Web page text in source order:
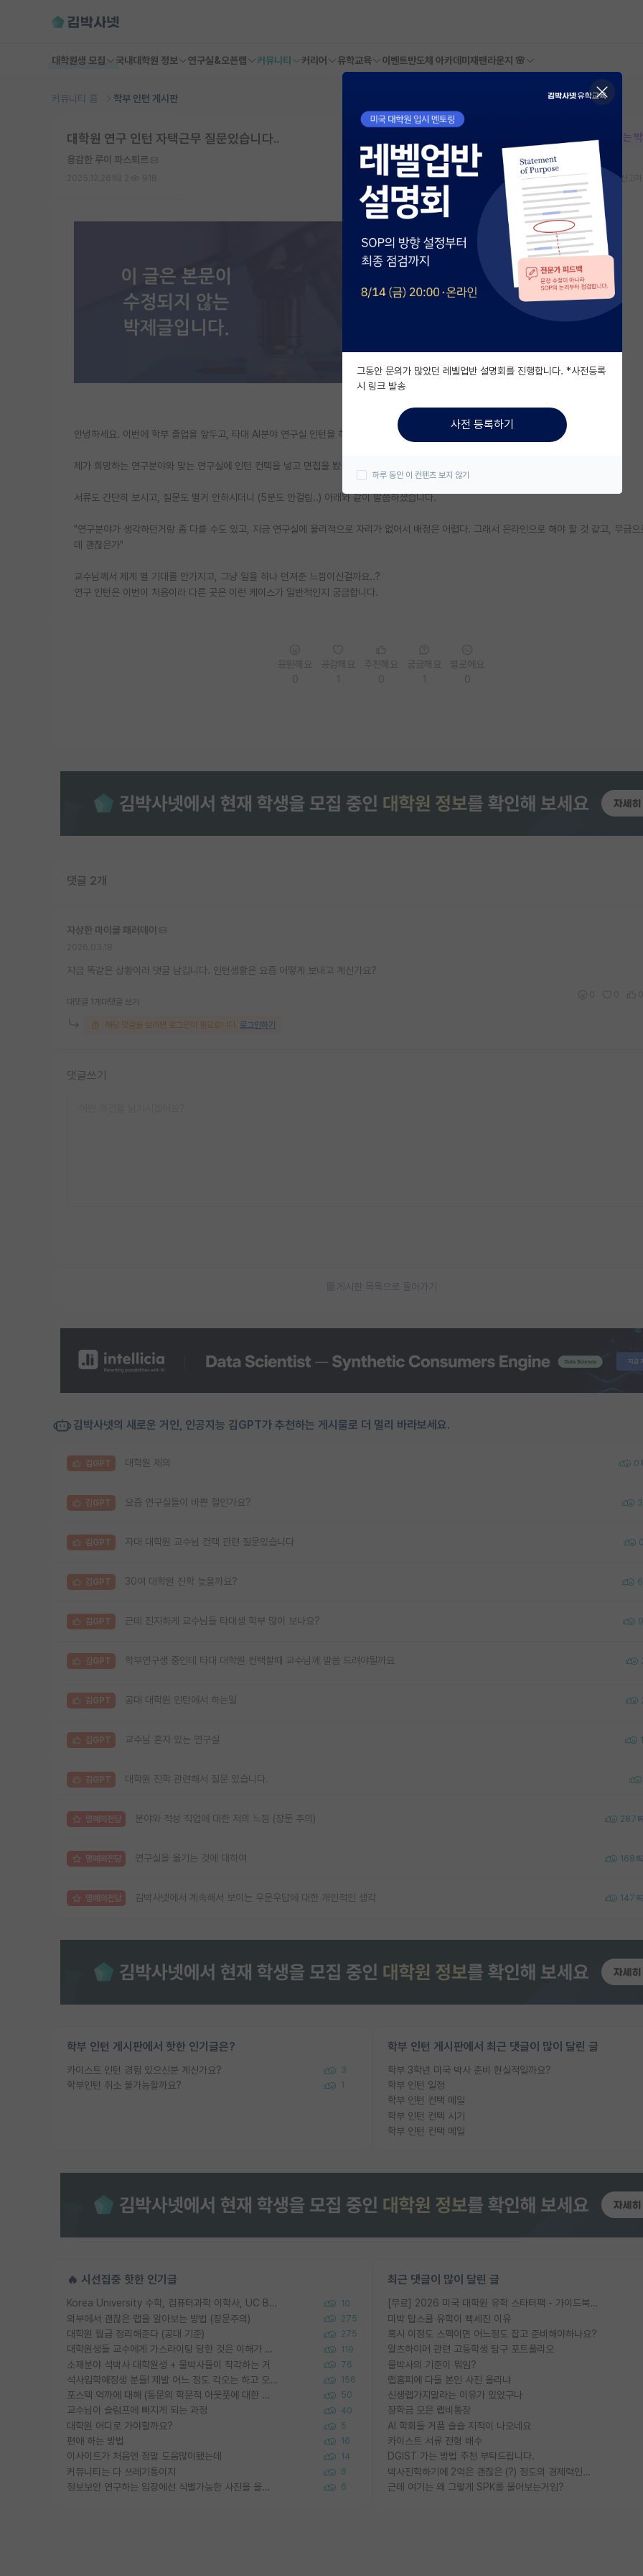
대학원생 모집 국내대학원 정보 연구실&오픈랩 커뮤니티 커리어 유학교육 이벤트반도체 아카데미 재팬라운지 🌸
커뮤니티 홈 학부 인턴 게시판
본문이 수정되지 않는
대학원 연구 인턴 자택근무 질문있습니다..
용감한 루이 파스퇴르
스크랩 신고하
안녕하세요. 이번에 학부 졸업을 앞두고, 타대 AI분야 연구실 인턴을 하게 되어 글을 쓰게 되었습니다.
제가 희망하는 연구분야와 맞는 연구실에 인턴 컨택을 넣고 면접을 봤습니다.
서류도 간단히 보시고, 질문도 별거 안하시더니 (5분도 안걸림..) 아래와 같이 말씀하셨습니다.
"연구분야가 생각하던거랑 좀 다를 수도 있고, 지금 연구실에 물리적으로 자리가 없어서 배정은 어렵다. 그래서 온라인으로 해야 할 것 같고, 무급으
데 괜찮은가"
교수님께서 제게 별 기대를 안가지고, 그냥 일을 하나 던져준 느낌이신걸까요..?
연구 인턴은 이번이 처음이라 다른 곳은 이런 케이스가 일반적인지 궁금합니다.
댓글 2개
자상한 마이클 패러데이
지금 똑같은 상황이라 댓글 남깁니다. 인턴생활은 요즘 어떻게 보내고 계신가요?
대댓글 1개 대댓글 쓰기
해당 댓글을 보려면 로그인이 필요합니다. 로그인하기
댓글쓰기
게시판 목록으로 돌아가기
김박사넷의 새로운 거인, 인공지능 김GPT가 추천하는 게시물로 더 멀리 바라보세요.
김GPT 대학원 제의 0
김GPT 요즘 연구실들이 바쁜 철인가요? 3
김GPT 자대 대학원 교수님 컨택 관련 질문있습니다 0
김GPT 30여 대학원 진학 늦을까요? 6
김GPT 근데 진지하게 교수님들 타대생 학부 많이 보나요? 9
김GPT 학부연구생 중인데 타대 대학원 컨택할때 교수님께 말씀 드려야될까요
김GPT 공대 대학원 인턴에서 하는일
김GPT 교수님 혼자 있는 연구실 1
김GPT 대학원 진학 관련해서 질문 있습니다.
명예의전당 분야와 적성 직업에 대한 저의 느낌 (장문 주의) 287
명예의전당 연구실을 옮기는 것에 대하여 168
명예의전당 김박사넷에서 계속해서 보이는 우문우답에 대한 개인적인 생각 147
학부 인턴 게시판에서 핫한 인기글은?
카이스트 인턴 경험 있으신분 계신가요? 3
학부인턴 취소 불가능할까요? 1
학부 인턴 게시판에서 최근 댓글이 많이 달린 글
학부 3학년 미국 박사 준비 현실적일까요?
학부 인턴 일정
학부 인턴 컨택 메일
학부 인턴 컨텍 시기
학부 인턴 컨택 메일
🔥 시선집중 핫한 인기글
Korea University 수학, 컴퓨터과학 이학사, UC Berkeley 산업공학 대학원 공학박사가 되는 것은 쉽지 않겠죠? 10
외부에서 괜찮은 랩을 알아보는 방법 (장문주의) 275
대학원 월급 정리해준다 (공대 기준) 275
대학원생들 교수에게 가스라이팅 당한 것은 이해가 갑니다. 안타깝네요. 119
소재분야 석박사 대학원생 + 물박사들이 착각하는 거 76
석사입학예정생 분들! 제발 어느 정도 각오는 하고 오세요. 156
포스텍 억까에 대해 (동문의 학문적 아웃풋에 대한 반박) 50
교수님이 슬럼프에 빠지게 되는 과정 40
대학원 어디로 가야할까요? 5
편애 하는 방법 16
이사이트가 처음엔 정말 도움많이됐는데 14
커뮤니티는 다 쓰레기통이지 6
정보보안 연구하는 입장에선 식별가능한 사진을 올리는건 비추이긴함 6
최근 댓글이 많이 달린 글
[무료] 2026 미국 대학원 유학 스타터팩 - 가이드북 & 합격자 컨택메일 템플릿
미박 탑스쿨 유학이 빡세진 이유
혹시 이정도 스펙이면 어느정도 잡고 준비해야하나요?
알츠하이머 관련 고등학생 탐구 포트폴리오
물박사의 기준이 뭐임?
랩홈피에 다들 본인 사진 올리냐
신생랩가지말라는 이유가 있었구나
장학금 모은 랩비통장
AI 학회들 거품 슬슬 지적이 나오네요
카이스트 서류 전형 배수
DGIST 가는 방법 추천 부탁드립니다.
박사진학하기에 2억은 괜찮은 (?) 정도의 경제력인가요
근데 여기는 왜 그렇게 SPK를 물어보는거임?
그동안 문의가 많았던 레벨업반 설명회를 진행합니다. *사전등록
시 링크 발송
사전 등록하기
하루 동안 이 컨텐츠 보지 않기